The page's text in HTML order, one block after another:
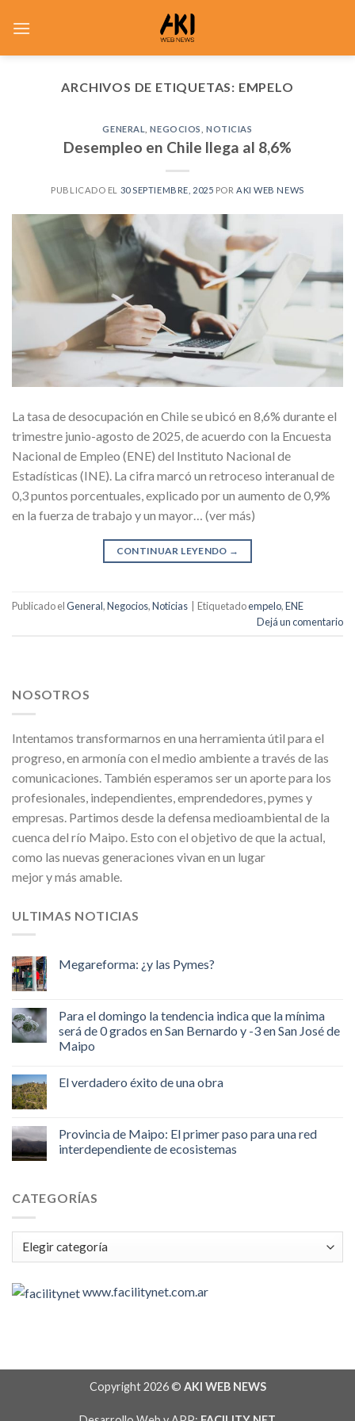
ARCHIVOS DE ETIQUETAS: EMPELO
GENERAL ,NEGOCIOS ,NOTICIAS
Desempleo en Chile llega al 8,6%
PUBLICADO EL 30 SEPTIEMBRE, 2025 POR AKI WEB NEWS
La tasa de desocupación en Chile se ubicó en 8,6% durante el
trimestre junio-agosto de 2025, de acuerdo con la Encuesta
Nacional de Empleo (ENE) del Instituto Nacional de
Estadísticas (INE). La cifra marcó un retroceso interanual de
0,3 puntos porcentuales, explicado por un aumento de 0,9%
en la fuerza de trabajo y un mayor… (ver más)
CONTINUAR LEYENDO →
Publicado elGeneral,Negocios,Noticias | Etiquetadoempelo,ENE
Dejá un comentario
NOSOTROS
Intentamos transformarnos en una herramienta útil para el
progreso, en armonía con el medio ambiente a través de las
comunicaciones. También esperamos ser un aporte para los
profesionales, independientes, emprendedores, pymes y
empresas. Partimos desde la defensa medioambiental de la
cuenca del río Maipo. Esto con el objetivo de que la actual,
como las nuevas generaciones vivan en un lugar
mejor y más amable.
ULTIMAS NOTICIAS
Megareforma: ¿y las Pymes?
Para el domingo la tendencia indica que la mínima
será de 0 grados en San Bernardo y -3 en San José de
Maipo
El verdadero éxito de una obra
Provincia de Maipo: El primer paso para una red
interdependiente de ecosistemas
CATEGORÍAS
Categorías
www.facilitynet.com.ar
Copyright 2026 © AKI WEB NEWS